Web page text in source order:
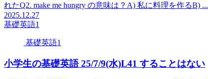
れたQ2. make me hungry の意味は？A) 私に料理を作るB) ...
2025.12.27
基礎英語1
基礎英語1
小学生の基礎英語 25/7/9(水)L41 することはない